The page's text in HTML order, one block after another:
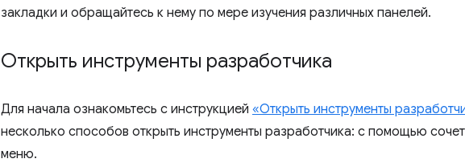
закладки и обращайтесь к нему по мере изучения различных панелей.
Открыть инструменты разработчика
Для начала ознакомьтесь с инструкцией «Открыть инструменты
несколько способов открыть инструменты разработчика: с помощью
меню.